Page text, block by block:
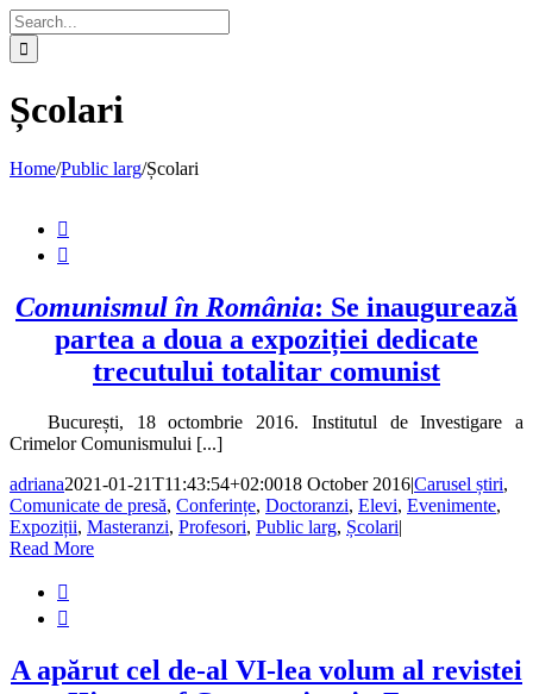
Search
for:
Școlari
Home/Public larg/Școlari


Comunismul în România: Se inaugurează
partea a doua a expoziției dedicate
trecutului totalitar comunist
București, 18 octombrie 2016. Institutul de Investigare a
Crimelor Comunismului [...]
adriana2021-01-21T11:43:54+02:0018 October 2016|Carusel știri,
Comunicate de presă, Conferințe, Doctoranzi, Elevi, Evenimente,
Expoziții, Masteranzi, Profesori, Public larg, Școlari|
Read More


A apărut cel de-al VI-lea volum al revistei